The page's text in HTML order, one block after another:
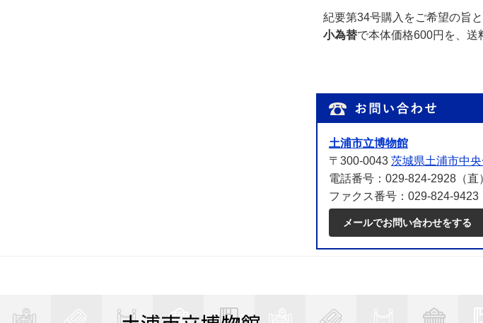
紀要第34号購入をご希望の旨
小為替で本体価格600円を、送
土浦市立博物館
〒300-0043 茨城県土浦市中
電話番号：029-824-2928（直
ファクス番号：029-824-9423
メールでお問い合わせをする